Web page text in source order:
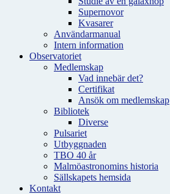
Supernovor
Kvasarer
Användarmanual
Intern information
Observatoriet
Medlemskap
Vad innebär det?
Certifikat
Ansök om medlemskap
Bibliotek
Diverse
Pulsariet
Utbyggnaden
TBO 40 år
Malmöastronomins historia
Sällskapets hemsida
Kontakt